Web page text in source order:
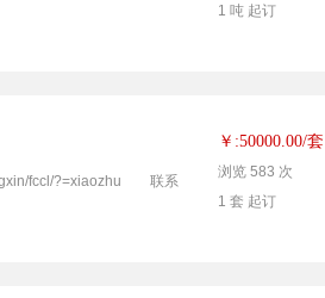
1 吨 起订
fccl/?=xiaozhu 联系
￥:50000.00/套
浏览 583 次
1 套 起订